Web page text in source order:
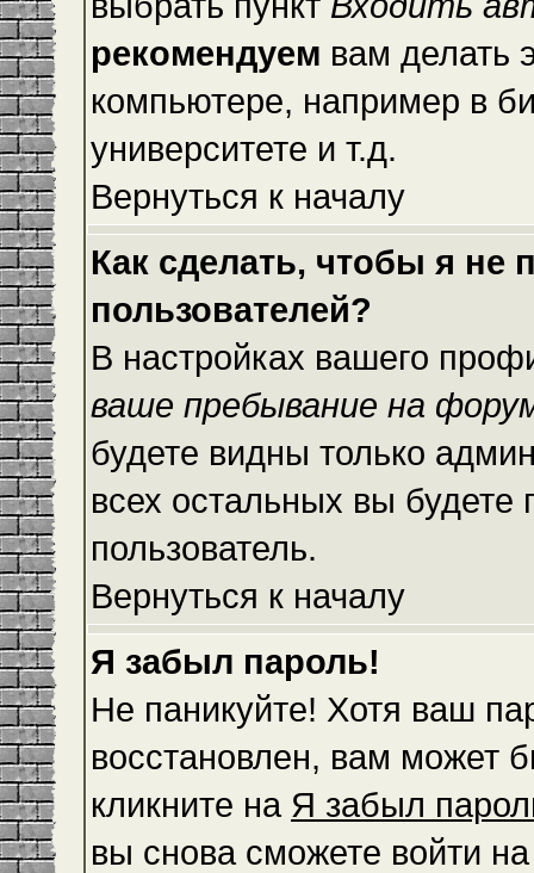
рекомендуем вам делать
компьютере, например в
университете и т.д.
Вернуться к началу
Как сделать, чтобы я не
пользователей?
В настройках вашего
ваше пребывание на
будете видны только
всех остальных вы будете
пользователь.
Вернуться к началу
Я забыл пароль!
Не паникуйте! Хотя ваш
восстановлен, вам может
кликните на Я забыл
вы снова сможете войти